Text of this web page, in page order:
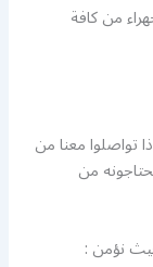
من كافة
توصيل 24 ساعة؟ اذا تواصلوا معنا من
من
نؤمن :